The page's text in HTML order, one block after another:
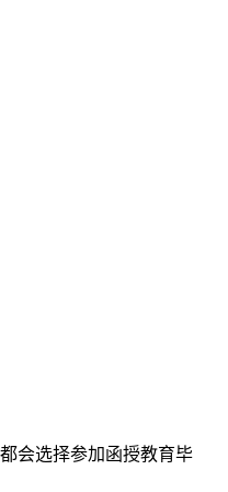
会选择参加函授教育毕